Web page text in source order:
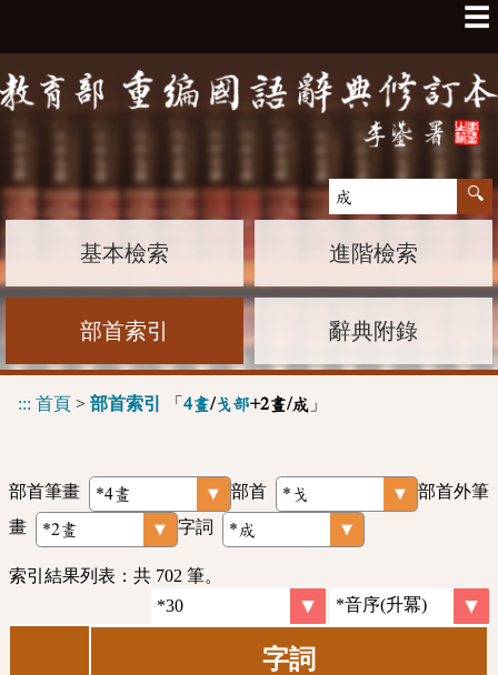
☰
基本檢索 進階檢索
部首索引 辭典附錄
::: 首頁 > 部首索引 「 4畫/戈部+2畫/成 」
部首筆畫 部首
部首外筆
畫
字詞
索引結果列表：共 702 筆。
字詞